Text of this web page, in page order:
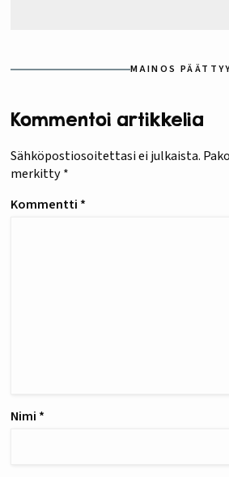
MAINOS
Kommentoi artikkelia
Sähköpostiosoitettasi ei julkaista.
merkitty*
Kommentti *
Nimi *